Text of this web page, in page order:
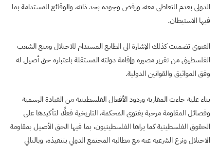
الدولي بعدم التعاطي معه، ورفض وجوده بحد ذاته، والوقائع المستدامة بما
فيها الاستيطان.
الفتوى تضمنت كذلك الإشارة الى الطابع المستدام للاحتلال ومنع الشعب
الفلسطيني من تقرير مصيره وإقامة دولته المستقلة باعتباره حق أصيل له
وفق المواثيق والقوانين الدولية.
بناء علية جاءت المقاربة وردود الأفعال الفلسطينية من القيادة الرسمية
وفصائل المقاومة مرحبة بفتوى المحكمة، التاريخية فعلًا، لتأكيدها على
الحقوق الفلسطينية كما يراها الفلسطينيون، بما فيها الحق الأصيل بمقاومة
الاحتلال ونزع الشرعية عنه مع مطالبة المجتمع الدولي بتنفيذه، وبالتالي